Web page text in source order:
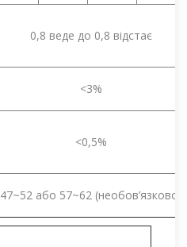
0,8 веде до 0,8 відстає
<3%
<0,5%
47~52 або 57~62 (необов’язково)